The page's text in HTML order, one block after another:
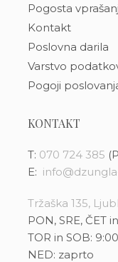
Pogosta
Kontakt
Poslovna darila
Varstvo
Pogoji
KONTAKT
T: 070 724 385
E:
Tržaška 135,
PON, SRE, ČET
TOR in SOB:
NED: zaprto